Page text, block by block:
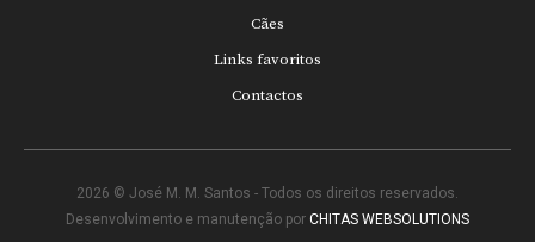
Cães
Links favoritos
Contactos
2026 © José M. M. Santos - Todos os direitos reservados.
Desenvolvimento e manutenção por CHITAS WEBSOLUTIONS